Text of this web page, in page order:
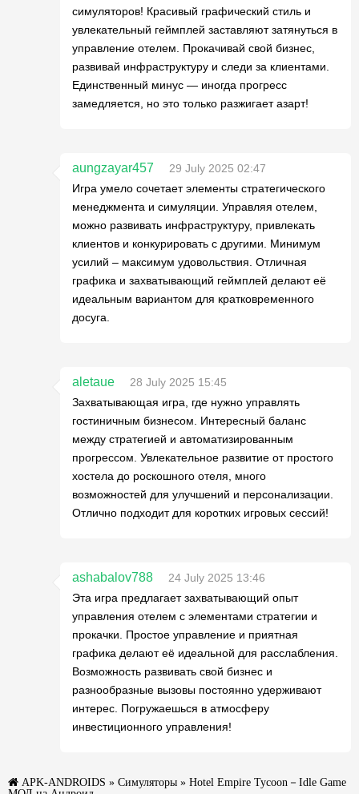
симуляторов! Красивый графический стиль и
увлекательный геймплей заставляют затянуться в
управление отелем. Прокачивай свой бизнес,
развивай инфраструктуру и следи за клиентами.
Единственный минус — иногда прогресс
замедляется, но это только разжигает азарт!
aungzayar457
29 July 2025 02:47
Игра умело сочетает элементы стратегического
менеджмента и симуляции. Управляя отелем,
можно развивать инфраструктуру, привлекать
клиентов и конкурировать с другими. Минимум
усилий – максимум удовольствия. Отличная
графика и захватывающий геймплей делают её
идеальным вариантом для кратковременного
досуга.
aletaue
28 July 2025 15:45
Захватывающая игра, где нужно управлять
гостиничным бизнесом. Интересный баланс
между стратегией и автоматизированным
прогрессом. Увлекательное развитие от простого
хостела до роскошного отеля, много
возможностей для улучшений и персонализации.
Отлично подходит для коротких игровых сессий!
ashabalov788
24 July 2025 13:46
Эта игра предлагает захватывающий опыт
управления отелем с элементами стратегии и
прокачки. Простое управление и приятная
графика делают её идеальной для расслабления.
Возможность развивать свой бизнес и
разнообразные вызовы постоянно удерживают
интерес. Погружаешься в атмосферу
инвестиционного управления!
APK-ANDROIDS » Симуляторы » Hotel Empire Tycoon－Idle Game